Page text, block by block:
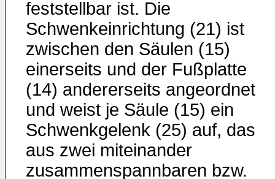
feststellbar ist. Die
Schwenkeinrichtung (21) ist
zwischen den Säulen (15)
einerseits und der Fußplatte
(14) andererseits angeordnet
und weist je Säule (15) ein
Schwenkgelenk (25) auf, das
aus zwei miteinander
zusammenspannbaren bzw.